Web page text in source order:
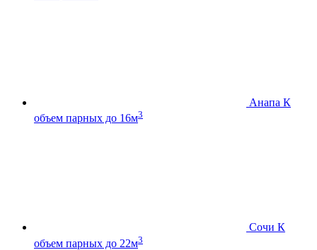
Анапа К
объем парных до 16м3
Сочи К
объем парных до 22м3